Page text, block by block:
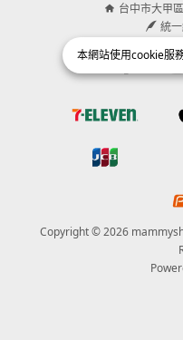
本網站使用cookie服
台中市大甲
統
Copyright © 2026